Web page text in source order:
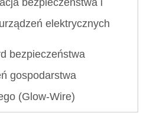
elektrycznych
bezpieczeństwa
gospodarstwa
(Glow-Wire)